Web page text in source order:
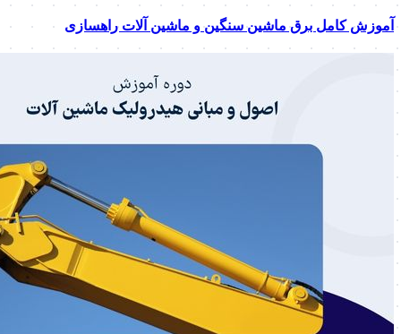
آموزش کامل برق ماشین سنگین و ماشین آلات راهسازی